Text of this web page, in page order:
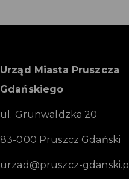
Urząd Miasta Pruszcza
Gdańskiego
ul. Grunwaldzka 20
83-000 Pruszcz Gdański
urzad@pruszcz-gdanski.pl